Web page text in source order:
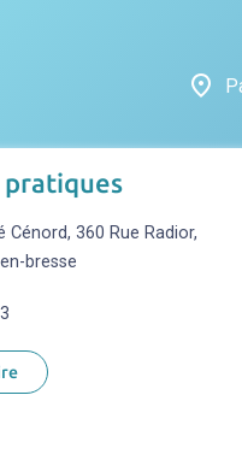
place
Cénord, 360 Rue Radior,
bresse